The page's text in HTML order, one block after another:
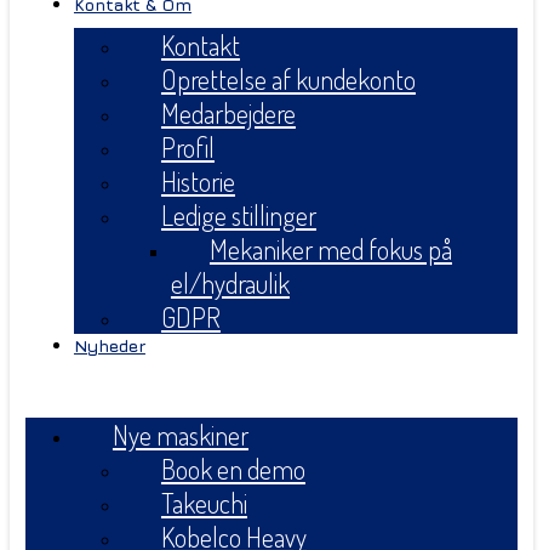
Kontakt & Om
Kontakt
Oprettelse af kundekonto
Medarbejdere
Profil
Historie
Ledige stillinger
Mekaniker med fokus på
el/hydraulik
GDPR
Nyheder
Nye maskiner
Book en demo
Takeuchi
Kobelco Heavy